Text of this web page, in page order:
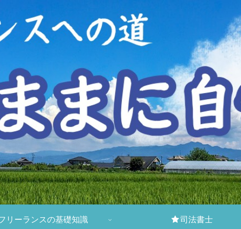
リーランスの基礎知識 司法書士